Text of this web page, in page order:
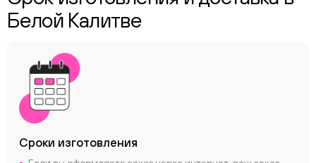
Белой Калитве
Сроки изготовления